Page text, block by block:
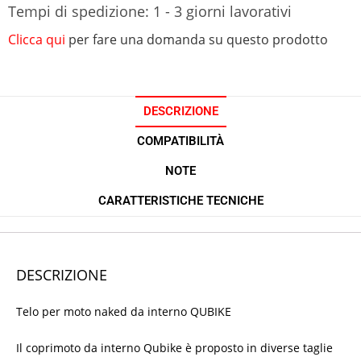
Tempi di spedizione: 1 - 3 giorni lavorativi
Clicca qui per fare una domanda su questo prodotto
DESCRIZIONE
COMPATIBILITÀ
NOTE
CARATTERISTICHE TECNICHE
DESCRIZIONE
Telo per moto naked da interno QUBIKE
Il coprimoto da interno Qubike è proposto in diverse taglie